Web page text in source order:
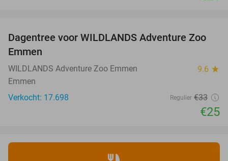
24%
Dagentree voor WILDLANDS Adventure Zoo
Emmen
WILDLANDS Adventure Zoo Emmen 9.6 star
Emmen
Verkocht: 17.698
Regulier €33
€25